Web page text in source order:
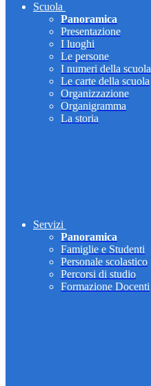
Scuola
Panoramica
Presentazione
I luoghi
Le persone
I numeri della scuola
Le carte della scuola
Organizzazione
Organigramma
La storia
Servizi
Panoramica
Famiglie e Studenti
Personale scolastico
Percorsi di studio
Formazione Docenti